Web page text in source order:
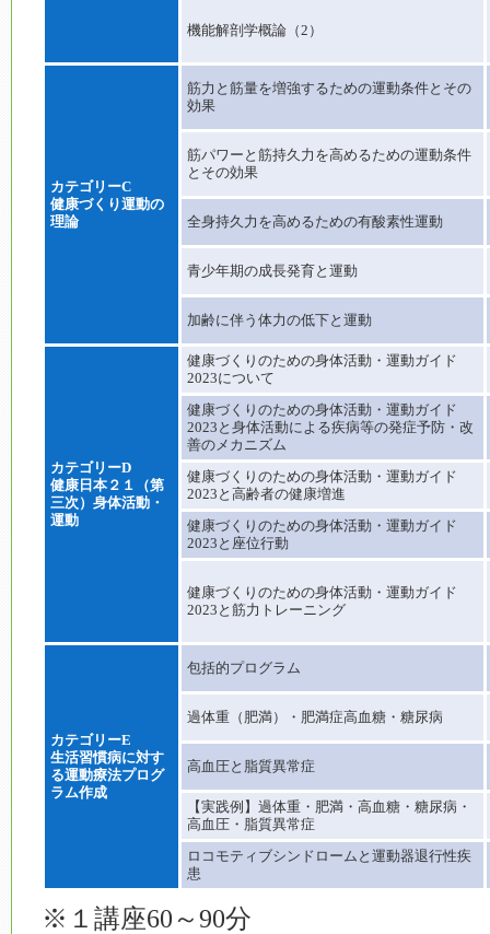
機能解剖学概論（2）
カテゴリーC
健康づくり運動の
理論
筋力と筋量を増強するための運動条件とその
効果
筋パワーと筋持久力を高めるための運動条件
とその効果
全身持久力を高めるための有酸素性運動
青少年期の成長発育と運動
加齢に伴う体力の低下と運動
カテゴリーD
健康日本２１（第
三次）身体活動・
運動
健康づくりのための身体活動・運動ガイド
2023について
健康づくりのための身体活動・運動ガイド
2023と身体活動による疾病等の発症予防・改
善のメカニズム
健康づくりのための身体活動・運動ガイド
2023と高齢者の健康増進
健康づくりのための身体活動・運動ガイド
2023と座位行動
健康づくりのための身体活動・運動ガイド
2023と筋力トレーニング
カテゴリーE
生活習慣病に対す
る運動療法プログ
ラム作成
包括的プログラム
過体重（肥満）・肥満症高血糖・糖尿病
高血圧と脂質異常症
【実践例】過体重・肥満・高血糖・糖尿病・
高血圧・脂質異常症
ロコモティブシンドロームと運動器退行性疾
患
※１講座60～90分